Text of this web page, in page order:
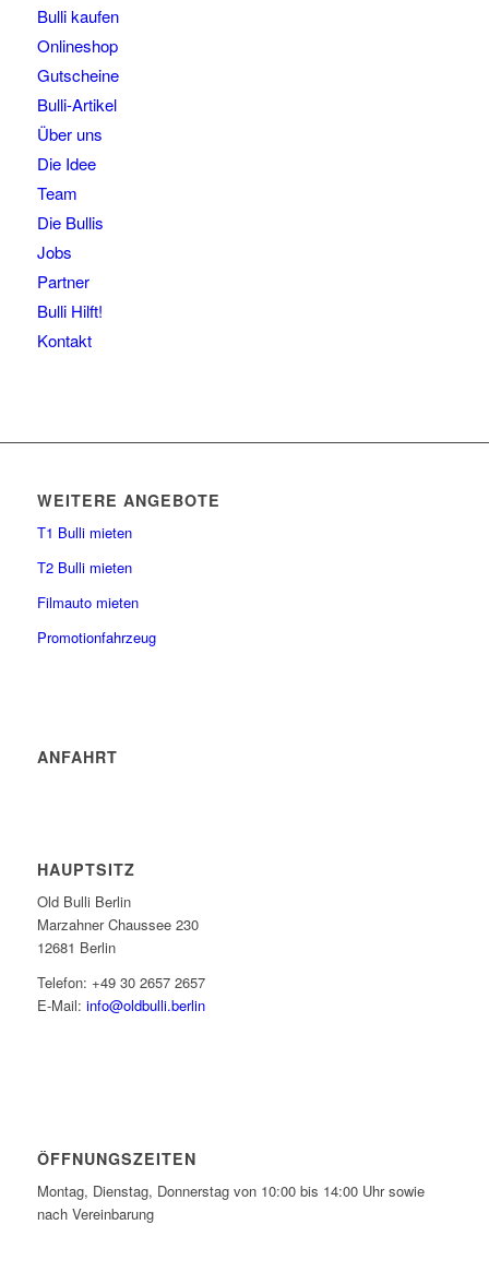
Bulli kaufen
Onlineshop
Gutscheine
Bulli-Artikel
Über uns
Die Idee
Team
Die Bullis
Jobs
Partner
Bulli Hilft!
Kontakt
WEITERE ANGEBOTE
T1 Bulli mieten
T2 Bulli mieten
Filmauto mieten
Promotionfahrzeug
ANFAHRT
HAUPTSITZ
Old Bulli Berlin
Marzahner Chaussee 230
12681 Berlin
Telefon: +49 30 2657 2657
E-Mail: info@oldbulli.berlin
ÖFFNUNGSZEITEN
Montag, Dienstag, Donnerstag von 10:00 bis 14:00 Uhr sowie
nach Vereinbarung